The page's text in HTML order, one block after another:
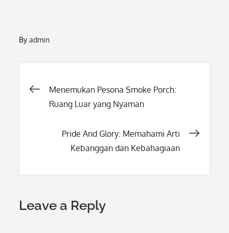
Byadmin
Post
Menemukan Pesona Smoke Porch:
Ruang Luar yang Nyaman
Pride And Glory: Memahami Arti
Kebanggan dan Kebahagiaan
Leave a Reply